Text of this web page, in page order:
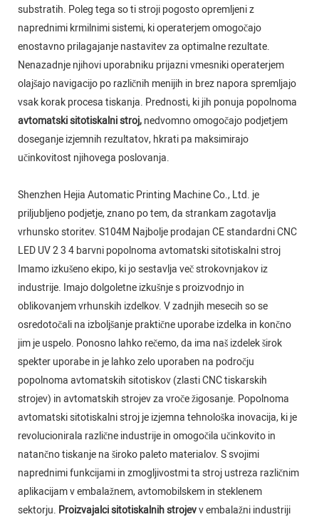
substratih. Poleg tega so ti stroji pogosto opremljeni z
naprednimi krmilnimi sistemi, ki operaterjem omogočajo
enostavno prilagajanje nastavitev za optimalne rezultate.
Nenazadnje njihovi uporabniku prijazni vmesniki operaterjem
olajšajo navigacijo po različnih menijih in brez napora spremljajo
vsak korak procesa tiskanja. Prednosti, ki jih ponuja popolnoma
avtomatski sitotiskalni stroj,nedvomno omogočajo podjetjem
doseganje izjemnih rezultatov, hkrati pa maksimirajo
učinkovitost njihovega poslovanja.
Shenzhen Hejia Automatic Printing Machine Co., Ltd. je
priljubljeno podjetje, znano po tem, da strankam zagotavlja
vrhunsko storitev. S104M Najbolje prodajan CE standardni CNC
LED UV 2 3 4 barvni popolnoma avtomatski sitotiskalni stroj
Imamo izkušeno ekipo, ki jo sestavlja več strokovnjakov iz
industrije. Imajo dolgoletne izkušnje s proizvodnjo in
oblikovanjem vrhunskih izdelkov. V zadnjih mesecih so se
osredotočali na izboljšanje praktične uporabe izdelka in končno
jim je uspelo. Ponosno lahko rečemo, da ima naš izdelek širok
spekter uporabe in je lahko zelo uporaben na področju
popolnoma avtomatskih sitotiskov (zlasti CNC tiskarskih
strojev) in avtomatskih strojev za vroče žigosanje. Popolnoma
avtomatski sitotiskalni stroj je izjemna tehnološka inovacija, ki je
revolucionirala različne industrije in omogočila učinkovito in
natančno tiskanje na široko paleto materialov. S svojimi
naprednimi funkcijami in zmogljivostmi ta stroj ustreza različnim
aplikacijam v embalažnem, avtomobilskem in steklenem
sektorju. Proizvajalci sitotiskalnih strojevv embalažni industriji